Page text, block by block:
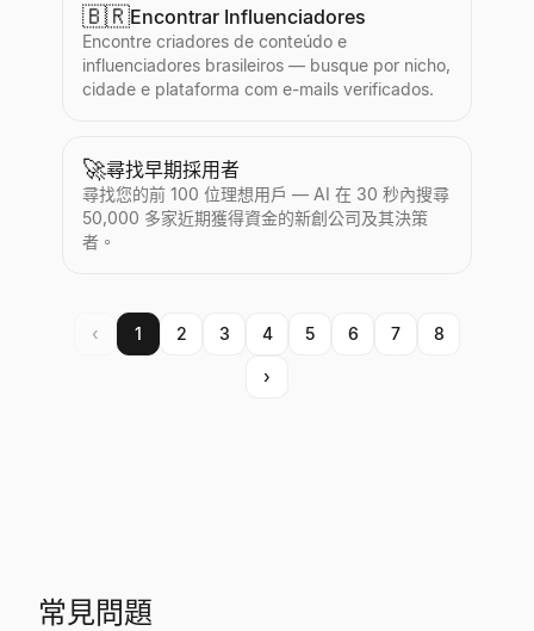
🇧🇷Encontrar Influenciadores
Encontre criadores de conteúdo e
influenciadores brasileiros — busque por nicho,
cidade e plataforma com e-mails verificados.
🚀尋找早期採用者
尋找您的前 100 位理想用戶 — AI 在 30 秒內搜尋
50,000 多家近期獲得資金的新創公司及其決策
者。
‹ 1 2 3 4 5 6 7 8
›
常見問題